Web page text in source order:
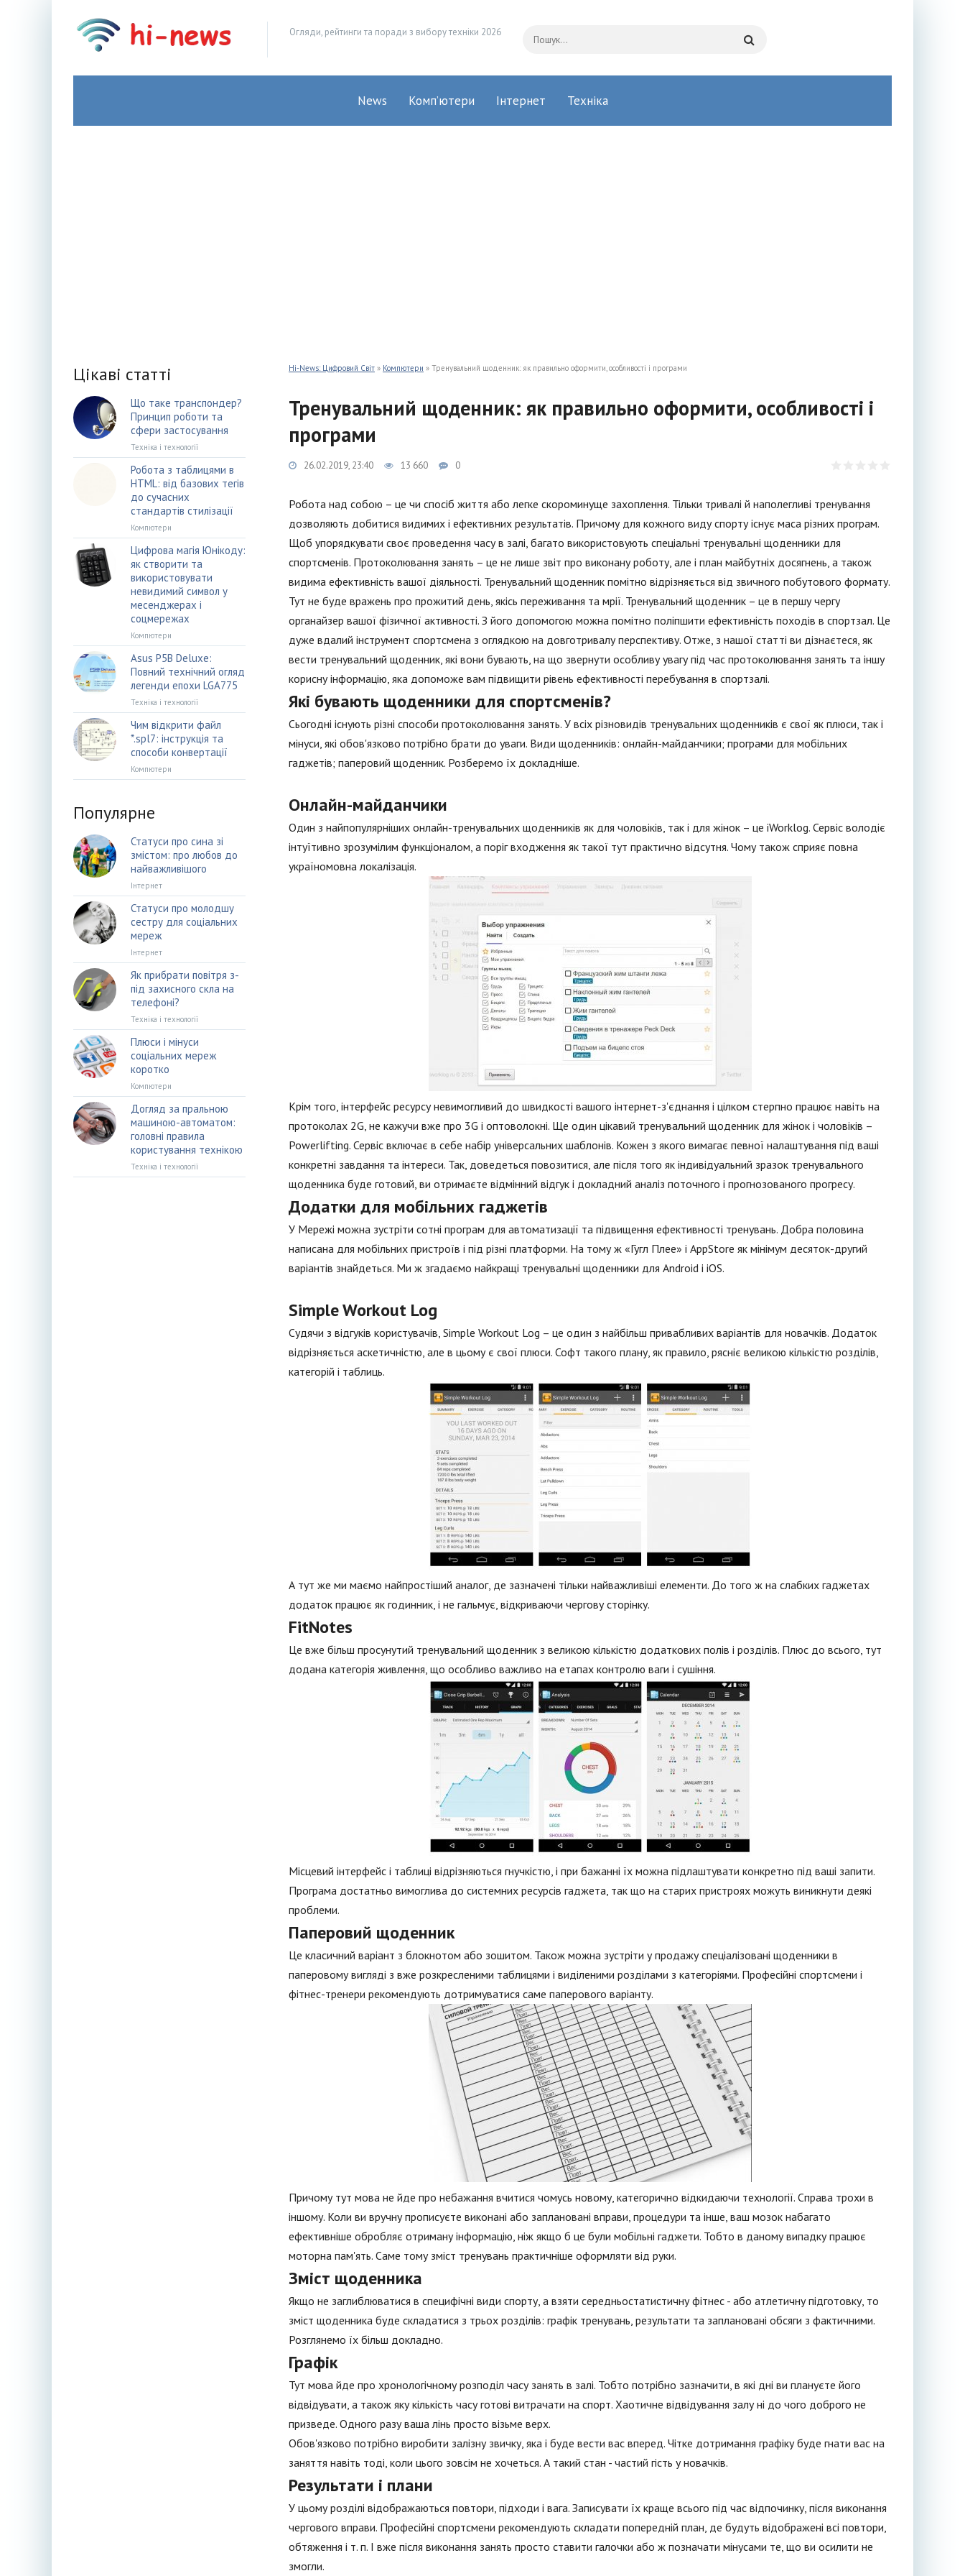
Огляди, рейтинги та поради з вибору техніки 2026
News Комп’ютери Інтернет Техніка
Hi-News: Цифровий Світ » Компютери » Тренувальний щоденник: як правильно оформити, особливості і програми
Тренувальний щоденник: як правильно оформити, особливості і
програми
26.02.2019, 23:40 13 660 0
Робота над собою – це чи спосіб життя або легке скороминуще захоплення. Тільки тривалі й наполегливі тренування
дозволяють добитися видимих і ефективних результатів. Причому для кожного виду спорту існує маса різних програм.
Щоб упорядкувати своє проведення часу в залі, багато використовують спеціальні тренувальні щоденники для
спортсменів. Протоколювання занять – це не лише звіт про виконану роботу, але і план майбутніх досягнень, а також
видима ефективність вашої діяльності. Тренувальний щоденник помітно відрізняється від звичного побутового формату.
Тут не буде вражень про прожитий день, якісь переживання та мрії. Тренувальний щоденник – це в першу чергу
органайзер вашої фізичної активності. З його допомогою можна помітно поліпшити ефективність походів в спортзал. Це
дуже вдалий інструмент спортсмена з оглядкою на довготривалу перспективу. Отже, з нашої статті ви дізнаєтеся, як
вести тренувальний щоденник, які вони бувають, на що звернути особливу увагу під час протоколювання занять та іншу
корисну інформацію, яка допоможе вам підвищити рівень ефективності перебування в спортзалі.
Які бувають щоденники для спортсменів?
Сьогодні існують різні способи протоколювання занять. У всіх різновидів тренувальних щоденників є свої як плюси, так і
мінуси, які обов'язково потрібно брати до уваги. Види щоденників: онлайн-майданчики; програми для мобільних
гаджетів; паперовий щоденник. Розберемо їх докладніше.
Онлайн-майданчики
Один з найпопулярніших онлайн-тренувальних щоденників як для чоловіків, так і для жінок – це iWorklog. Сервіс володіє
інтуїтивно зрозумілим функціоналом, а поріг входження як такої тут практично відсутня. Чому також сприяє повна
україномовна локалізація.
Крім того, інтерфейс ресурсу невимогливий до швидкості вашого інтернет-з'єднання і цілком стерпно працює навіть на
протоколах 2G, не кажучи вже про 3G і оптоволокні. Ще один цікавий тренувальний щоденник для жінок і чоловіків –
Powerlifting. Сервіс включає в себе набір універсальних шаблонів. Кожен з якого вимагає певної налаштування під ваші
конкретні завдання та інтереси. Так, доведеться повозитися, але після того як індивідуальний зразок тренувального
щоденника буде готовий, ви отримаєте відмінний відгук і докладний аналіз поточного і прогнозованого прогресу.
Додатки для мобільних гаджетів
У Мережі можна зустріти сотні програм для автоматизації та підвищення ефективності тренувань. Добра половина
написана для мобільних пристроїв і під різні платформи. На тому ж «Гугл Плее» і AppStore як мінімум десяток-другий
варіантів знайдеться. Ми ж згадаємо найкращі тренувальні щоденники для Android і iOS.
Simple Workout Log
Судячи з відгуків користувачів, Simple Workout Log – це один з найбільш привабливих варіантів для новачків. Додаток
відрізняється аскетичністю, але в цьому є свої плюси. Софт такого плану, як правило, рясніє великою кількістю розділів,
категорій і таблиць.
А тут же ми маємо найпростіший аналог, де зазначені тільки найважливіші елементи. До того ж на слабких гаджетах
додаток працює як годинник, і не гальмує, відкриваючи чергову сторінку.
FitNotes
Це вже більш просунутий тренувальний щоденник з великою кількістю додаткових полів і розділів. Плюс до всього, тут
додана категорія живлення, що особливо важливо на етапах контролю ваги і сушіння.
Місцевий інтерфейс і таблиці відрізняються гнучкістю, і при бажанні їх можна підлаштувати конкретно під ваші запити.
Програма достатньо вимоглива до системних ресурсів гаджета, так що на старих пристроях можуть виникнути деякі
проблеми.
Паперовий щоденник
Це класичний варіант з блокнотом або зошитом. Також можна зустріти у продажу спеціалізовані щоденники в
паперовому вигляді з вже розкресленими таблицями і виділеними розділами з категоріями. Професійні спортсмени і
фітнес-тренери рекомендують дотримуватися саме паперового варіанту.
Причому тут мова не йде про небажання вчитися чомусь новому, категорично відкидаючи технології. Справа трохи в
іншому. Коли ви вручну прописуєте виконані або заплановані вправи, процедури та інше, ваш мозок набагато
ефективніше обробляє отриману інформацію, ніж якщо б це були мобільні гаджети. Тобто в даному випадку працює
моторна пам'ять. Саме тому зміст тренувань практичніше оформляти від руки.
Зміст щоденника
Якщо не заглиблюватися в специфічні види спорту, а взяти середньостатистичну фітнес - або атлетичну підготовку, то
зміст щоденника буде складатися з трьох розділів: графік тренувань, результати та заплановані обсяги з фактичними.
Розглянемо їх більш докладно.
Графік
Тут мова йде про хронологічному розподіл часу занять в залі. Тобто потрібно зазначити, в які дні ви плануєте його
відвідувати, а також яку кількість часу готові витрачати на спорт. Хаотичне відвідування залу ні до чого доброго не
призведе. Одного разу ваша лінь просто візьме верх.
Обов'язково потрібно виробити залізну звичку, яка і буде вести вас вперед. Чітке дотримання графіку буде гнати вас на
заняття навіть тоді, коли цього зовсім не хочеться. А такий стан - частий гість у новачків.
Результати і плани
У цьому розділі відображаються повтори, підходи і вага. Записувати їх краще всього під час відпочинку, після виконання
чергового вправи. Професійні спортсмени рекомендують складати попередній план, де будуть відображені всі повтори,
обтяження і т. п. І вже після виконання занять просто ставити галочки або ж позначати мінусами те, що ви осилити не
змогли.
Цікаві статті
Що таке транспондер?
Принцип роботи та
сфери застосування
Техніка і технології
Робота з таблицями в
HTML: від базових тегів
до сучасних
стандартів стилізації
Компютери
Цифрова магія Юнікоду:
як створити та
використовувати
невидимий символ у
месенджерах і
соцмережах
Компютери
Asus P5B Deluxe:
Повний технічний огляд
легенди епохи LGA775
Техніка і технології
Чим відкрити файл
*.spl7: інструкція та
способи конвертації
Компютери
Популярне
Статуси про сина зі
змістом: про любов до
найважливішого
Інтернет
Статуси про молодшу
сестру для соціальних
мереж
Інтернет
Як прибрати повітря з-
під захисного скла на
телефоні?
Техніка і технології
Плюси і мінуси
соціальних мереж
коротко
Компютери
Догляд за пральною
машиною-автоматом:
головні правила
користування технікою
Техніка і технології